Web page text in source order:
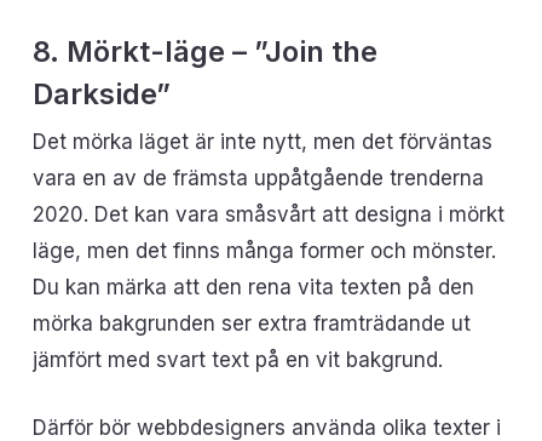
8. Mörkt-läge – ”Join the
Darkside”
Det mörka läget är inte nytt, men det förväntas
vara en av de främsta uppåtgående trenderna
2020. Det kan vara småsvårt att designa i mörkt
läge, men det finns många former och mönster.
Du kan märka att den rena vita texten på den
mörka bakgrunden ser extra framträdande ut
jämfört med svart text på en vit bakgrund.
Därför bör webbdesigners använda olika texter i